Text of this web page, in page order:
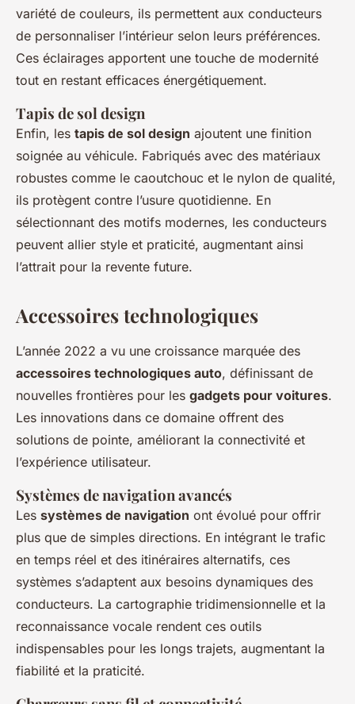
variété de couleurs, ils permettent aux conducteurs
de personnaliser l’intérieur selon leurs préférences.
Ces éclairages apportent une touche de modernité
tout en restant efficaces énergétiquement.
Tapis de sol design
Enfin, les tapis de sol design ajoutent une finition
soignée au véhicule. Fabriqués avec des matériaux
robustes comme le caoutchouc et le nylon de qualité,
ils protègent contre l’usure quotidienne. En
sélectionnant des motifs modernes, les conducteurs
peuvent allier style et praticité, augmentant ainsi
l’attrait pour la revente future.
Accessoires technologiques
L’année 2022 a vu une croissance marquée des
accessoires technologiques auto, définissant de
nouvelles frontières pour les gadgets pour voitures.
Les innovations dans ce domaine offrent des
solutions de pointe, améliorant la connectivité et
l’expérience utilisateur.
Systèmes de navigation avancés
Les systèmes de navigation ont évolué pour offrir
plus que de simples directions. En intégrant le trafic
en temps réel et des itinéraires alternatifs, ces
systèmes s’adaptent aux besoins dynamiques des
conducteurs. La cartographie tridimensionnelle et la
reconnaissance vocale rendent ces outils
indispensables pour les longs trajets, augmentant la
fiabilité et la praticité.